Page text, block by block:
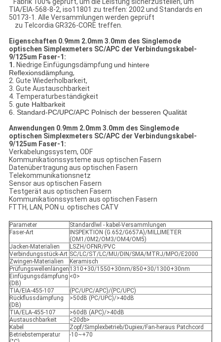
Fabrik 100% geprüft, um die Leistung sicherzustellen, um
TIA/EIA-568-8-2, iso11801 zu treffen: 2002 und Standards en
50173-1. Alle Versammlungen werden geprüft
zu Telcordia GR326-CORE treffen.
Eigenschaften 0.9mm 2.0mm 3.0mm des Singlemode
optischen Simplexmeters SC/APC der Verbindungskabel-
9/125um Faser-1:
1. Niedrige Einfügungsdämpfung und hintere
Reflexionsdämpfung,
2. Gute Wiederholbarkeit,
3. Gute Austauschbarkeit
4. Temperaturbeständigkeit
5. gute Haltbarkeit
6. Standard-PC/UPC/APC Polnisch der besseren Qualität
Anwendungen 0.9mm 2.0mm 3.0mm des Singlemode
optischen Simplexmeters SC/APC der Verbindungskabel-
9/125um Faser-1:
Verkabelungssystem, ODF
Kommunikationssysteme aus optischen Fasern
Datenübertragung aus optischen Fasern
Telekommunikationsnetz
Sensor aus optischen Fasern
Testgerät aus optischen Fasern
Kommunikationssystem aus optischen Fasern
FTTH, LAN, PON u. optisches CATV
Parameter
Standardlwl - kabel-Versammlungen
Faser-Art
INSPEKTION (G.652/G657A)/MILLIMETER
(OM1/0M2/OM3/OM4/OM5)
Jacken-Materialien
LSZH/OFNR/PVC
Verbindungsstück-Art SC/LC/ST/LC/MU/DIN/SMA/MTRJ/MPO/E2000
Zwingen-Materialien
Keramisch
Prüfungswellenlängen 1310+30/1550+30nm/850+30/1300+30nm
Einfügungsdämpfung
(DB)
<0>
TIA/EIA-455-107
(PC/UPC/APC)/(PC/UPC)
Rückflussdämpfung
(DB)
>50dB (PC/UPC)/>40dB
TIA/ELA-455-107
>60dB (APC)/>40dB
Austauschbarkeit
<20db>
Kabel
Zopf/Simplexbetrieb/Dupiex/Fan-heraus Patchcord
Betriebstemperatur
-10~+70